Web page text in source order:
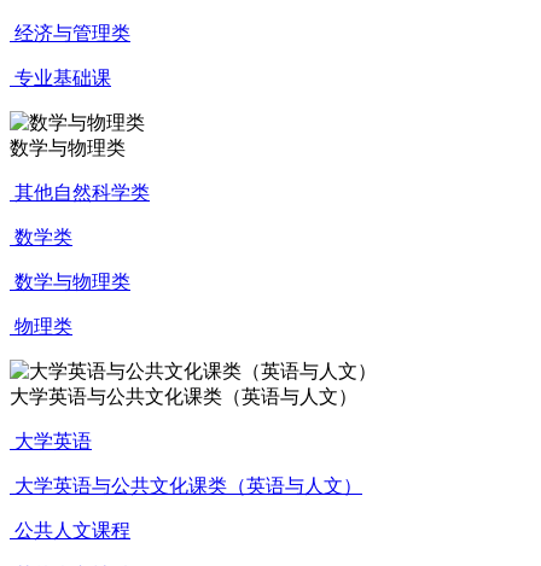
经济与管理类
专业基础课
数学与物理类
其他自然科学类
数学类
数学与物理类
物理类
大学英语与公共文化课类（英语与人文）
大学英语
大学英语与公共文化课类（英语与人文）
公共人文课程